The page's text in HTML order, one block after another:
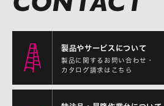
製品やサービスについて
製品に関するお問い合わせ・
カタログ請求はこちら